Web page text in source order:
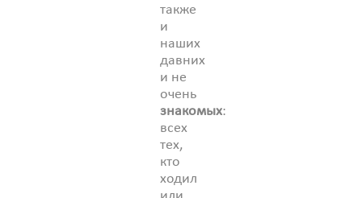
также
и
наших
давних
и не
очень
знакомых:
всех
тех,
кто
ходил